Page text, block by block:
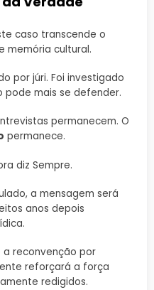
caso transcende o
memória cultural.
por júri. Foi investigado
pode mais se defender.
permanecem. O
permanece.
diz Sempre.
a mensagem será
anos depois
reconvenção por
reforçará a força
redigidos.